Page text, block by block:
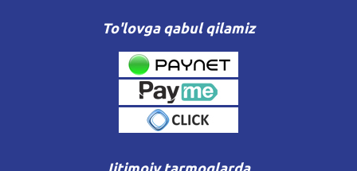
To'lovga qabul qilamiz
Ijtimoiy tarmoqlarda